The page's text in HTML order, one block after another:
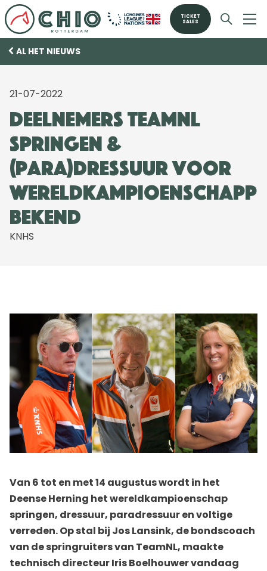
TICKET
SALES
AL HET NIEUWS
21-07-2022
Deelnemers TeamNL
springen &
(para)dressuur voor
bekend
KNHS
Van 6 tot en met 14 augustus wordt in het
Deense Herning het wereldkampioenschap
springen, dressuur, paradressuur en voltige
verreden. Op stal bij Jos Lansink, de bondscoach
van de springruiters van TeamNL, maakte
technisch directeur Iris Boelhouwer vandaag